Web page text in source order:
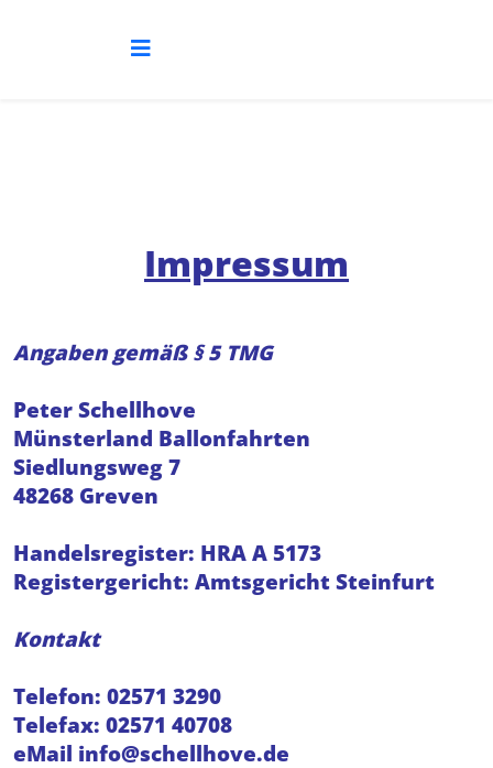
Impressum
Angaben gemäß § 5 TMG
Peter Schellhove
Münsterland Ballonfahrten
Siedlungsweg 7
48268 Greven
Handelsregister: HRA A 5173
Registergericht: Amtsgericht Steinfurt
Kontakt
Telefon: 02571 3290
Telefax: 02571 40708
eMail info@schellhove.de